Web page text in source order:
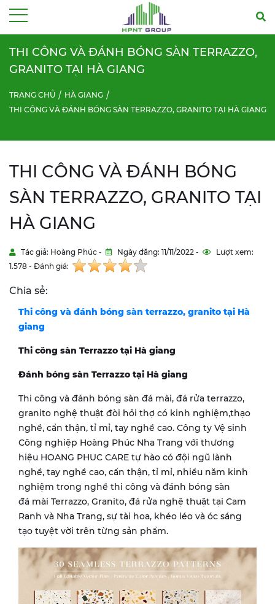
THI CÔNG VÀ ĐÁNH BÓNG SÀN TERRAZZO,
GRANITO TẠI HÀ GIANG
TRANG CHỦ
HÀ GIANG
THI CÔNG VÀ ĐÁNH BÓNG SÀN TERRAZZO, GRANITO TẠI HÀ GIANG
THI CÔNG VÀ ĐÁNH BÓNG
SÀN TERRAZZO, GRANITO TẠI
HÀ GIANG
Tác giả: Hoàng Phúc - Ngày đăng: 11/11/2022 -
Lượt xem:
1.578 - Đánh giá:
Chia sẻ:
Thi công và đánh bóng sàn terrazzo, granito tại Hà
giang
Thi công sàn Terrazzo tại Hà giang
Đánh bóng sàn Terrazzo tại Hà giang
Thi công và đánh bóng sàn đá mài, đá rửa terrazzo,
granito nghệ thuật đòi hỏi thợ có kinh nghiệm,thạo
nghề, cẩn thận, tỉ mỉ, tay nghề cao. Công ty Vệ sinh
Công nghiệp Hoàng Phúc Nha Trang với thương
hiệu HOANG PHUC CARE tự hào có đội ngũ lành
nghề, tay nghề cao, cẩn thận, tỉ mỉ, nhiều năm kinh
nghiệm trong nghề thi công và đánh bóng sàn
đá mài Terrazzo, Granito, đá rửa nghệ thuật tại Cam
Ranh và Nha Trang, sự tài hoa, khéo léo và óc sáng
tạo tuyệt vời trên từng sản phẩm.